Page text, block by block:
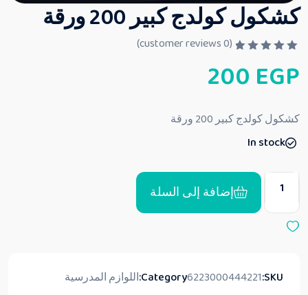
كشكول كولدج كبير 200 ورقة
م
ا
ي
م
ن
(
0
200 EGP
كشكول كولدج كبير 200 ورقة
In stock
إضافة إلى السلة
SKU:
6223000444221
Category: اللوازم المدرسية